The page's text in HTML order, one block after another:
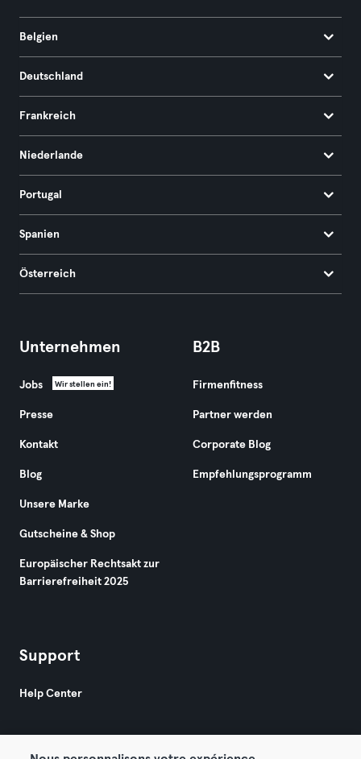
Belgien
Deutschland
Frankreich
Niederlande
Portugal
Spanien
Österreich
Unternehmen
Jobs Wir stellen ein!
Presse
Kontakt
Blog
Unsere Marke
Gutscheine & Shop
Europäischer Rechtsakt zur
Barrierefreiheit 2025
B2B
Firmenfitness
Partner werden
Corporate Blog
Empfehlungsprogramm
Support
Help Center